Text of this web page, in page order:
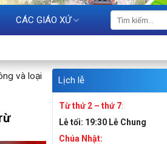
CÁC GIÁO XỨ
và loại
Lịch lễ
Từ thứ 2 – thứ 7:
Lễ tối: 19:30 Lễ Chung
Chúa Nhật: